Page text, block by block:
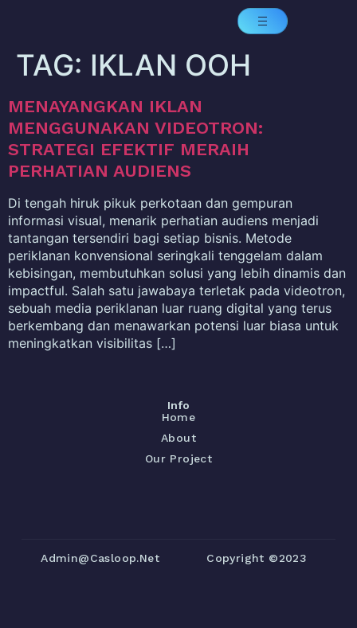
TAG: IKLAN OOH
MENAYANGKAN IKLAN
MENGGUNAKAN VIDEOTRON:
STRATEGI EFEKTIF MERAIH
PERHATIAN AUDIENS
Di tengah hiruk pikuk perkotaan dan gempuran
informasi visual, menarik perhatian audiens menjadi
tantangan tersendiri bagi setiap bisnis. Metode
periklanan konvensional seringkali tenggelam dalam
kebisingan, membutuhkan solusi yang lebih dinamis dan
impactful. Salah satu jawabaya terletak pada videotron,
sebuah media periklanan luar ruang digital yang terus
berkembang dan menawarkan potensi luar biasa untuk
meningkatkan visibilitas […]
Info
Home
About
Our Project
Admin@casloop.net Copyright ©2023